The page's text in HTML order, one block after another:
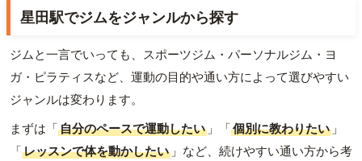
星田駅でジムをジャンルから探す
ジムと一言でいっても、スポーツジム・パーソナルジム・ヨ
ガ・ピラティスなど、運動の目的や通い方によって選びやすい
ジャンルは変わります。
まずは「自分のペースで運動したい 」「個別に教わりたい 」
「レッスンで体を動かしたい 」など、続けやすい通い方から考